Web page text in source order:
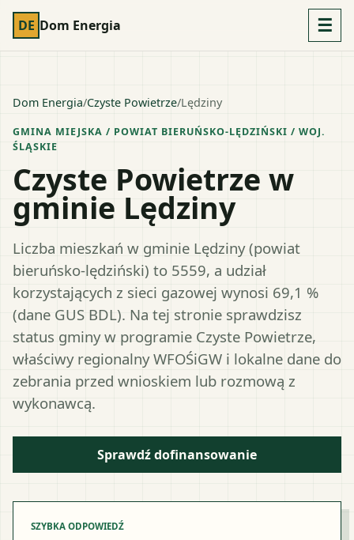
DE Dom Energia ☰
Dom Energia/Czyste Powietrze/Lędziny
GMINA MIEJSKA / POWIAT BIERUŃSKO-LĘDZIŃSKI / WOJ.
ŚLĄSKIE
Czyste Powietrze w
gminie Lędziny
Liczba mieszkań w gminie Lędziny (powiat
bieruńsko-lędziński) to 5559, a udział
korzystających z sieci gazowej wynosi 69,1 %
(dane GUS BDL). Na tej stronie sprawdzisz
status gminy w programie Czyste Powietrze,
właściwy regionalny WFOŚiGW i lokalne dane do
zebrania przed wnioskiem lub rozmową z
wykonawcą.
Sprawdź dofinansowanie
SZYBKA ODPOWIEDŹ